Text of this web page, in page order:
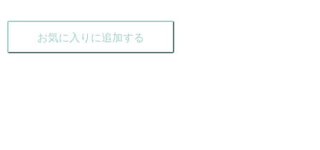
お気に入りに追加する